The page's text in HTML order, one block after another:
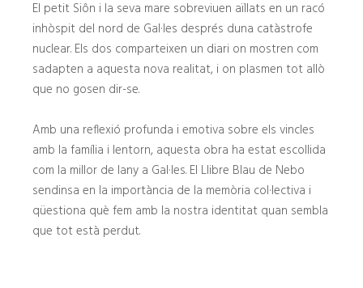
El petit Siôn i la seva mare sobreviuen aïllats en un racó
inhòspit del nord de Gal·les després duna catàstrofe
nuclear. Els dos comparteixen un diari on mostren com
sadapten a aquesta nova realitat, i on plasmen tot allò
que no gosen dir-se.
Amb una reflexió profunda i emotiva sobre els vincles
amb la família i lentorn, aquesta obra ha estat escollida
com la millor de lany a Gal·les. El Llibre Blau de Nebo
sendinsa en la importància de la memòria col·lectiva i
qüestiona què fem amb la nostra identitat quan sembla
que tot està perdut.